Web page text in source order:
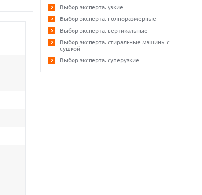
Выбор эксперта. узкие
Выбор эксперта. полноразмерные
Выбор эксперта. вертикальные
Выбор эксперта. стиральные машины с
сушкой
Выбор эксперта. суперузкие